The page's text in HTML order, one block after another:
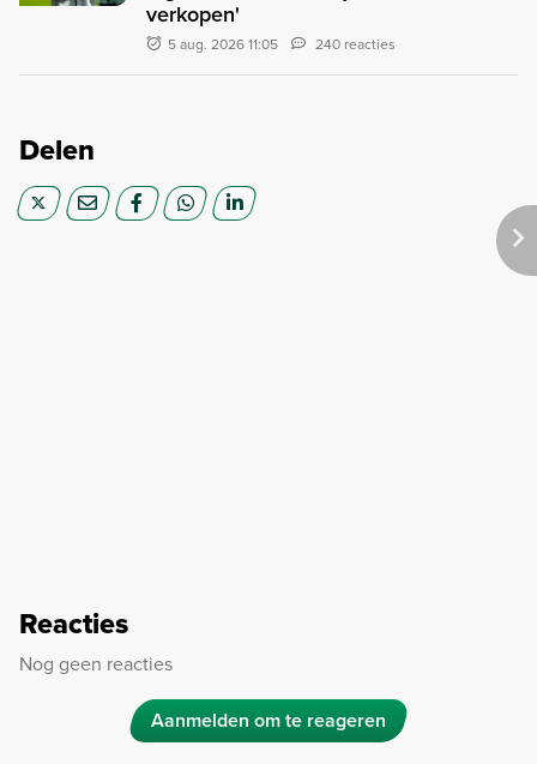
verkopen'
5 aug. 2026 11:05 240 reacties
Delen
Reacties
Nog geen reacties
Aanmelden om te reageren